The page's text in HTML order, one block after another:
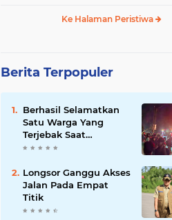
Ke Halaman Peristiwa
Berita Terpopuler
Berhasil Selamatkan
Satu Warga Yang
Terjebak Saat
Kebakaran
Longsor Ganggu Akses
Jalan Pada Empat
Titik